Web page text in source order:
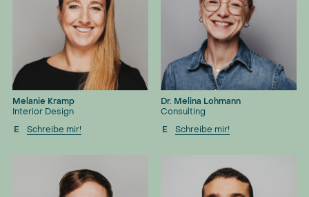
Melanie Kramp
Interior Design
E
Schreibe mir!
Dr. Melina Lohmann
Consulting
E
Schreibe mir!